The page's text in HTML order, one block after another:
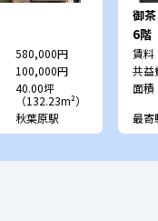
580,000円
100,000円
40.00坪
（132.23m²）
秋葉原駅
御
6階
賃料
共益
面積
最寄